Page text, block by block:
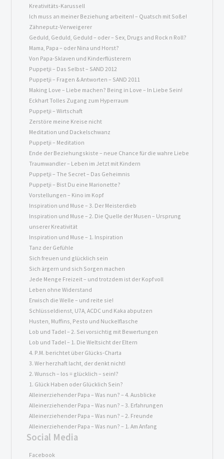
Kreativitäts-Karussell
Ich muss an meiner Beziehung arbeiten! – Quatsch mit Soße!
Zähneputz-Verweigerer
Geduld, Geduld, Geduld – oder – Sex, Drugs and Rock n Roll?
Mama, Papa – oder Nina und Horst?
Von Papa-Sklaven und Kinderflüsterern
Puppetji – Das Selbst – SAND 2012
Puppetji – Fragen & Antworten – SAND 2011
Making Love – Liebe machen? Being in Love – In Liebe Sein!
Eckhart Tolles Zugang zum Hyperraum
Puppetji – Wirtschaft
Zerstöre meine Kreise nicht
Meditation und Dackelschwanz
Puppetji – Meditation
Ende der Beziehungskiste – neue Chance für die wahre Liebe
Traumwandler – Leben im Jetzt mit Kindern
Puppetji – The Secret – Das Geheimnis
Puppetji – Bist Du eine Marionette?
Vorstellungen – Kino im Kopf
Inspiration und Muse – 3. Der Meisterdieb
Inspiration und Muse – 2. Die Quelle der Musen – Ursprung
unserer Kreativität
Inspiration und Muse – 1. Inspiration
Tanz der Gefühle
Sich freuen und glücklich sein
Sich ärgern und sich Sorgen machen
Jede Menge Freizeit – und trotzdem ist der Kopf voll
Leben ohne Widerstand
Erwisch die Welle – und reite sie!
Schlüsseldienst, U7A, ACDC und Kaka abputzen
Husten, Muffins, Pesto und Nuckelflasche
Lob und Tadel – 2. Sei vorsichtig mit Bewertungen
Lob und Tadel – 1. Die Weltsicht der Eltern
4. P.M. berichtet über Glücks-Charta
3. Wer herzhaft lacht, der denkt nicht!
2. Wunsch – los = glücklich – sein!?
1. Glück Haben oder Glücklich Sein?
Alleinerziehender Papa – Was nun? – 4. Ausblicke
Alleinerziehender Papa – Was nun? – 3. Erfahrungen
Alleinerziehender Papa – Was nun? – 2. Freunde
Alleinerziehender Papa – Was nun? – 1. Am Anfang
Social Media
Facebook